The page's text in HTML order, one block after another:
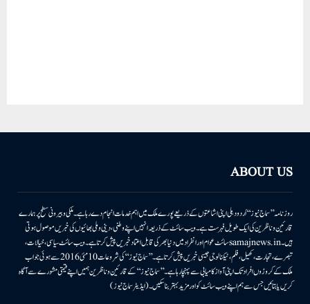
ABOUT US
روزنامہ ’’سماج نیوز‘‘ اُردو دہلی اپنی اشاعتوں کے ذریعے پورے ملک میں اہم خدمات انجام دے رہا ہے۔ ملکی وبیرونی سطح پر ہمارے
قارئین وناظرین کی ایک طویل فہرست ہے۔ ویب سائٹ کے ذریعہ انہیں اپنے وطنی، دینی وملی بھائیوں کی خبریں موصول ہوتی
ہیں۔samajnews.inسائٹ عوام اور انفراد میں دنیا بھر کی قابل اعتماد خبریں پیش کرتا ہے۔ ویب سائٹ سیاسی، خیالات،
تبصرے، تجارت، کھیل، فلم، ٹیکنالوجی جیسی خبریں پیش کرتا ہے۔ ’’سماج نیوز‘‘ کی شروعات 10مئی 2016 سے ہوئی جو اب
ملک کے کروڑوں افراد تک اپنی آواز کامیابی سے پہنچا رہا ہے۔ ’’سماج نیوز‘‘ کے قارئین وناظرین ہمیں اپنے قیمتی مشورے سے آگاہ
کریں یا بتائیں جس سے ہم اپنے ویب سائٹ کو اور مزید بہتر بناسکیں۔ (ایڈیٹر سماج نیوز)